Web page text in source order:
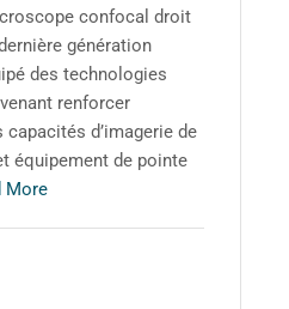
confocal droit
génération
des technologies
renforcer
d’imagerie de
équipement de pointe
More